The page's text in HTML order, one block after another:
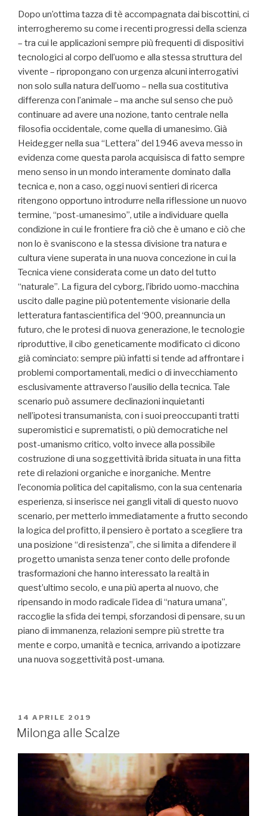
Dopo un’ottima tazza di tè accompagnata dai biscottini, ci
interrogheremo su come i recenti progressi della scienza
– tra cui le applicazioni sempre più frequenti di dispositivi
tecnologici al corpo dell’uomo e alla stessa struttura del
vivente – ripropongano con urgenza alcuni interrogativi
non solo sulla natura dell’uomo – nella sua costitutiva
differenza con l’animale – ma anche sul senso che può
continuare ad avere una nozione, tanto centrale nella
filosofia occidentale, come quella di umanesimo. Già
Heidegger nella sua “Lettera” del 1946 aveva messo in
evidenza come questa parola acquisisca di fatto sempre
meno senso in un mondo interamente dominato dalla
tecnica e, non a caso, oggi nuovi sentieri di ricerca
ritengono opportuno introdurre nella riflessione un nuovo
termine, “post-umanesimo”, utile a individuare quella
condizione in cui le frontiere fra ciò che è umano e ciò che
non lo è svaniscono e la stessa divisione tra natura e
cultura viene superata in una nuova concezione in cui la
Tecnica viene considerata come un dato del tutto
“naturale”. La figura del cyborg, l’ibrido uomo-macchina
uscito dalle pagine più potentemente visionarie della
letteratura fantascientifica del ‘900, preannuncia un
futuro, che le protesi di nuova generazione, le tecnologie
riproduttive, il cibo geneticamente modificato ci dicono
già cominciato: sempre più infatti si tende ad affrontare i
problemi comportamentali, medici o di invecchiamento
esclusivamente attraverso l’ausilio della tecnica. Tale
scenario può assumere declinazioni inquietanti
nell’ipotesi transumanista, con i suoi preoccupanti tratti
superomistici e suprematisti, o più democratiche nel
post-umanismo critico, volto invece alla possibile
costruzione di una soggettività ibrida situata in una fitta
rete di relazioni organiche e inorganiche. Mentre
l’economia politica del capitalismo, con la sua centenaria
esperienza, si inserisce nei gangli vitali di questo nuovo
scenario, per metterlo immediatamente a frutto secondo
la logica del profitto, il pensiero è portato a scegliere tra
una posizione “di resistenza”, che si limita a difendere il
progetto umanista senza tener conto delle profonde
trasformazioni che hanno interessato la realtà in
quest’ultimo secolo, e una più aperta al nuovo, che
ripensando in modo radicale l’idea di “natura umana”,
raccoglie la sfida dei tempi, sforzandosi di pensare, su un
piano di immanenza, relazioni sempre più strette tra
mente e corpo, umanità e tecnica, arrivando a ipotizzare
una nuova soggettività post-umana.
PUBBLICATO
IL
14 APRILE 2019
Milonga alle Scalze